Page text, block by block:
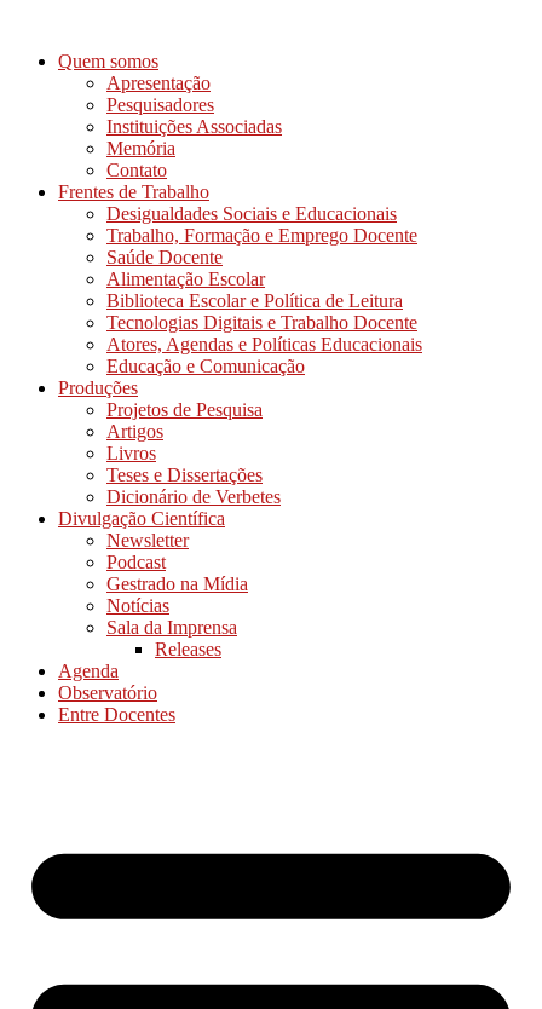
Quem somos
Apresentação
Pesquisadores
Instituições Associadas
Memória
Contato
Frentes de Trabalho
Desigualdades Sociais e Educacionais
Trabalho, Formação e Emprego Docente
Saúde Docente
Alimentação Escolar
Biblioteca Escolar e Política de Leitura
Tecnologias Digitais e Trabalho Docente
Atores, Agendas e Políticas Educacionais
Educação e Comunicação
Produções
Projetos de Pesquisa
Artigos
Livros
Teses e Dissertações
Dicionário de Verbetes
Divulgação Científica
Newsletter
Podcast
Gestrado na Mídia
Notícias
Sala da Imprensa
Releases
Agenda
Observatório
Entre Docentes